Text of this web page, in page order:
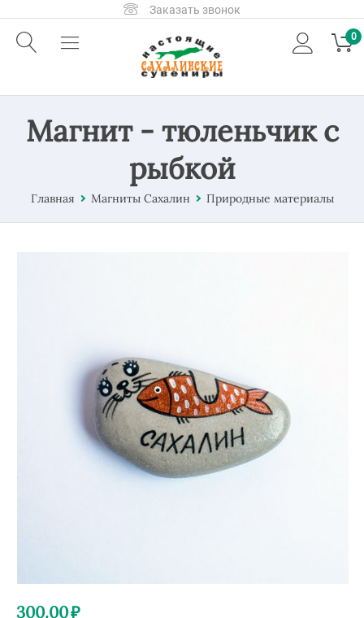
Заказать звонок
0
Магнит - тюленьчик с
рыбкой
Главная Магниты Сахалин Природные материалы
300.00₽